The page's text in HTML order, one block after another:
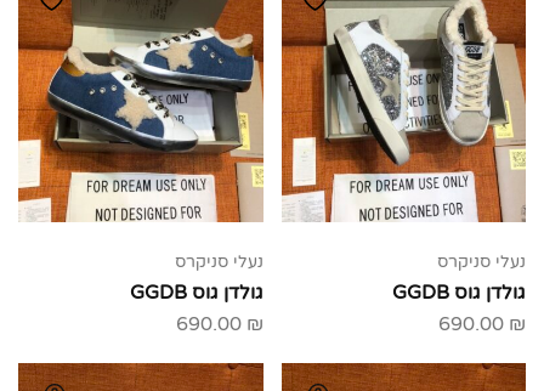
נעלי סניקרס
גולדן גוס GGDB
690.00 ₪
נעלי סניקרס
גולדן גוס GGDB
690.00 ₪